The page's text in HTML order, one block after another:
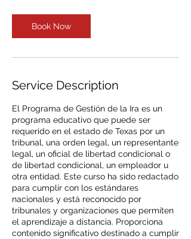
Book Now
Service Description
El Programa de Gestión de la Ira es un
programa educativo que puede ser
requerido en el estado de Texas por un
tribunal, una orden legal, un representante
legal, un oficial de libertad condicional o
de libertad condicional, un empleador u
otra entidad. Este curso ha sido redactado
para cumplir con los estándares
nacionales y está reconocido por
tribunales y organizaciones que permiten
el aprendizaje a distancia. Proporciona
contenido significativo destinado a cumplir